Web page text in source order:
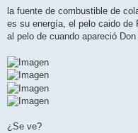
la fuente de combustible de
es su energía, el pelo caido de
al pelo de cuando apareció
¿Se ve?